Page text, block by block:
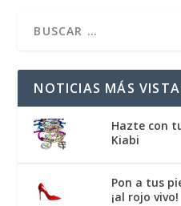
NOTICIAS MÁS
Hazte con
Kiabi
Pon a tus
¡al rojo vivo!